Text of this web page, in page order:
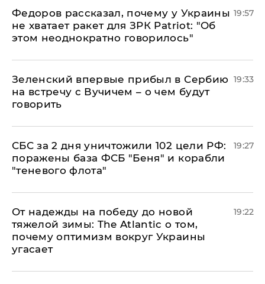
Федоров рассказал, почему у Украины
не хватает ракет для ЗРК Patriot: "Об
этом неоднократно говорилось"
19:57
Зеленский впервые прибыл в Сербию
на встречу с Вучичем – о чем будут
говорить
19:33
СБС за 2 дня уничтожили 102 цели РФ:
поражены база ФСБ "Беня" и корабли
"теневого флота"
19:27
От надежды на победу до новой
тяжелой зимы: The Atlantic о том,
почему оптимизм вокруг Украины
угасает
19:22